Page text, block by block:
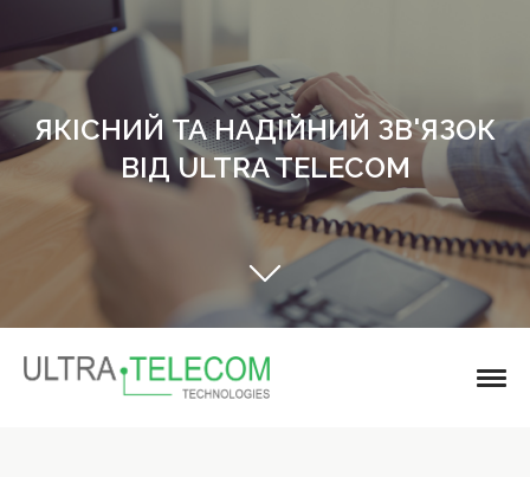
ЯКІСНИЙ ТА НАДІЙНИЙ ЗВ'ЯЗОК
ВІД ULTRA TELECOM